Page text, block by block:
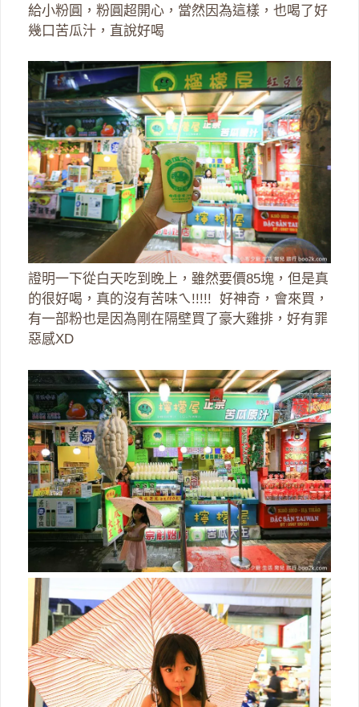
給小粉圓，粉圓超開心，當然因為這樣，也喝了好
幾口苦瓜汁，直說好喝
證明一下從白天吃到晚上，雖然要價85塊，但是真
的很好喝，真的沒有苦味ㄟ!!!!! 好神奇，會來買，
有一部粉也是因為剛在隔壁買了豪大雞排，好有罪
惡感XD